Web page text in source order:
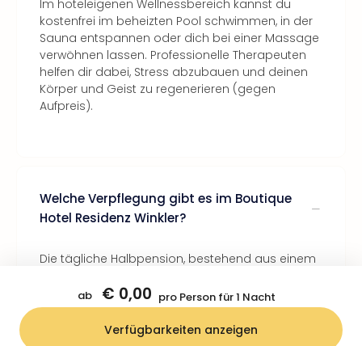
Im hoteleigenen Wellnessbereich kannst du
kostenfrei im beheizten Pool schwimmen, in der
Sauna entspannen oder dich bei einer Massage
verwöhnen lassen. Professionelle Therapeuten
helfen dir dabei, Stress abzubauen und deinen
Körper und Geist zu regenerieren (gegen
Aufpreis).
Welche Verpflegung gibt es im Boutique
Hotel Residenz Winkler?
Die tägliche Halbpension, bestehend aus einem
Abendmenü, ist für dich kostenlos.
ab € 0,00 pro Person für 1 Nacht
Verfügbarkeiten anzeigen